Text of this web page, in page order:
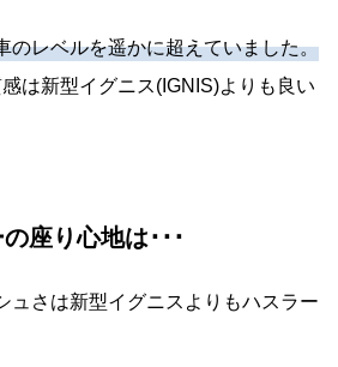
のレベルを遥かに超えていました。
は新型イグニス(IGNIS)よりも良い
座り心地は･･･
ュさは新型イグニスよりもハスラー